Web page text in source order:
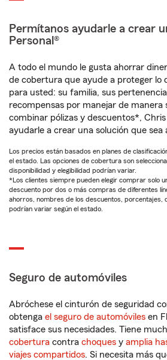
Permítanos ayudarle a crear
Personal®
A todo el mundo le gusta ahorrar
de cobertura que ayude a proteger lo
para usted: su familia, sus
recompensas por manejar de manera
combinar pólizas y descuentos*,
ayudarle a crear una solución que sea
Los precios están basados en planes de
el estado. Las opciones de cobertura son
disponibilidad y elegibilidad podrían variar.
*Los clientes siempre pueden elegir comprar solo
descuento por dos o más compras de diferentes
ahorros, nombres de los descuentos, porcentajes,
podrían variar según el estado.
Seguro de automóviles
Abróchese el cinturón de seguridad
obtenga el seguro de automóviles en
satisface sus necesidades. Tiene
cobertura contra choques y amplia
viajes compartidos. Si necesita más